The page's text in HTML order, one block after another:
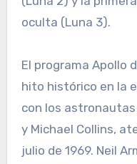
oculta (Luna 3).
El programa Apollo
hito histórico en la
con los astronautas
y Michael Collins,
julio de 1969. Neil